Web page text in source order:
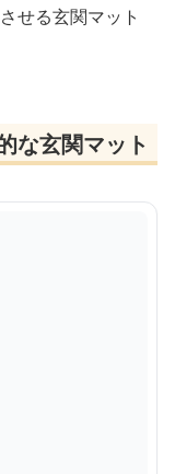
せる玄関マット
な玄関マット